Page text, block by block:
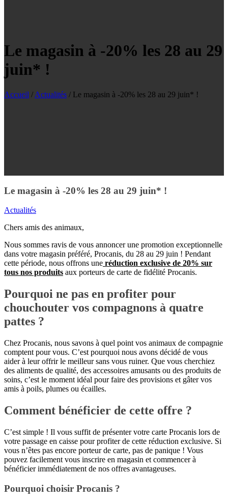
Le magasin à -20% les 28 au 29
juin* !
Accueil / Actualités / Le magasin à -20% les 28 au 29 juin* !
Le magasin à -20% les 28 au 29 juin* !
Actualités
Chers amis des animaux,
Nous sommes ravis de vous annoncer une promotion exceptionnelle
dans votre magasin préféré, Procanis, du 28 au 29 juin ! Pendant
cette période, nous offrons une réduction exclusive de 20% sur
tous nos produits aux porteurs de carte de fidélité Procanis.
Pourquoi ne pas en profiter pour
chouchouter vos compagnons à quatre
pattes ?
Chez Procanis, nous savons à quel point vos animaux de compagnie
comptent pour vous. C’est pourquoi nous avons décidé de vous
aider à leur offrir le meilleur sans vous ruiner. Que vous cherchiez
des aliments de qualité, des accessoires amusants ou des produits de
soins, c’est le moment idéal pour faire des provisions et gâter vos
amis à poils, plumes ou écailles.
Comment bénéficier de cette offre ?
C’est simple ! Il vous suffit de présenter votre carte Procanis lors de
votre passage en caisse pour profiter de cette réduction exclusive. Si
vous n’êtes pas encore porteur de carte, pas de panique ! Vous
pouvez facilement vous inscrire en magasin et commencer à
bénéficier immédiatement de nos offres avantageuses.
Pourquoi choisir Procanis ?